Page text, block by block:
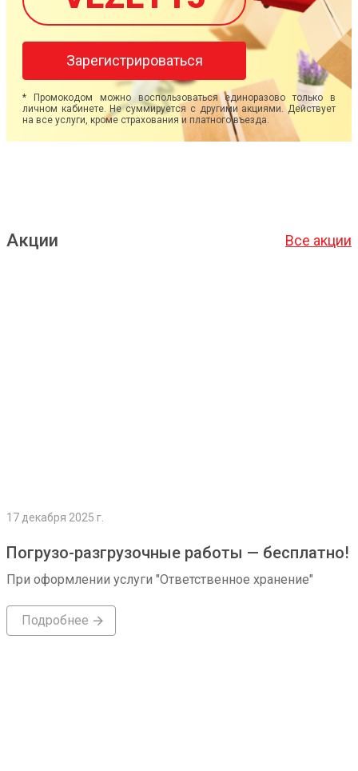
Зарегистрироваться
* Промокодом можно воспользоваться единоразово только в
личном кабинете. Не суммируется с другими акциями. Действует
на все услуги, кроме страхования и платного въезда.
Акции Все акции
17 декабря 2025 г.
Погрузо-разгрузочные работы — бесплатно!
При оформлении услуги "Ответственное хранение"
Подробнее